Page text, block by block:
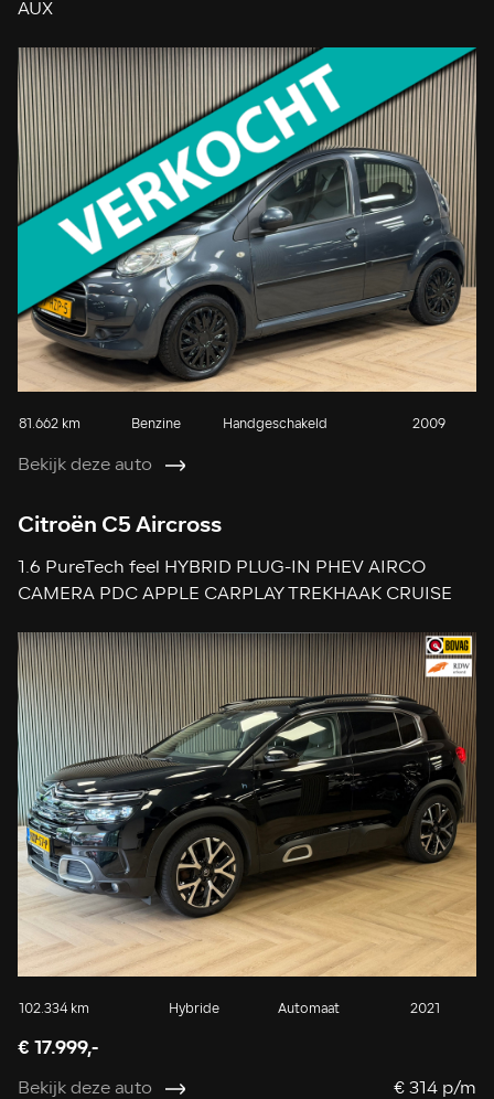
AUX
81.662 km Benzine Handgeschakeld 2009
Bekijk deze auto
Citroën C5 Aircross
1.6 PureTech feel HYBRID PLUG-IN PHEV AIRCO
CAMERA PDC APPLE CARPLAY TREKHAAK CRUISE
102.334 km Hybride Automaat 2021
€ 17.999,-
Bekijk deze auto € 314 p/m